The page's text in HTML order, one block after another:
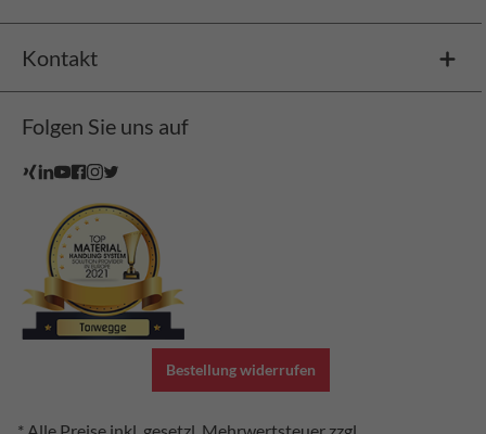
Kontakt
Folgen Sie uns auf
Bestellung widerrufen